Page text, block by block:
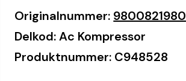
Originalnummer: 9800821980
Delkod: Ac Kompressor
Produktnummer: C948528